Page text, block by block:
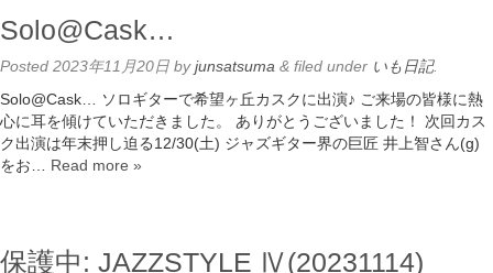
Solo@Cask…
Posted 2023年11月20日 byjunsatsuma & filed under いも日記.
Solo@Cask… ソロギターで希望ヶ丘カスクに出演♪ ご来場の皆様に熱
心に耳を傾けていただきました。 ありがとうございました！ 次回カス
ク出演は年末押し迫る12/30(土) ジャズギター界の巨匠 井上智さん(g)
をお… Read more »
保護中: JAZZSTYLE Ⅳ(20231114)